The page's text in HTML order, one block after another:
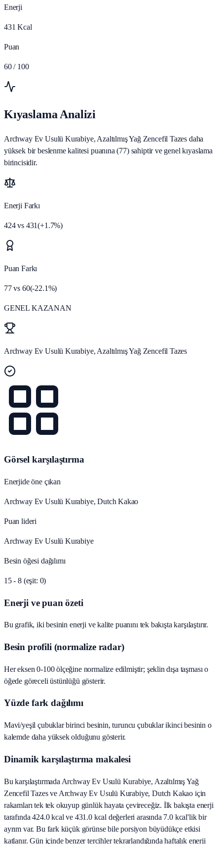
Enerji
431 Kcal
Puan
60 / 100
Kıyaslama Analizi
Archway Ev Usulü Kurabiye, Azaltılmış Yağ Zencefil Tazes daha
yüksek bir beslenme kalitesi puanına (77) sahiptir ve genel kıyaslama
birincisidir.
Enerji Farkı
424vs 431(+1.7%)
Puan Farkı
77vs 60(-22.1%)
GENEL KAZANAN
Archway Ev Usulü Kurabiye, Azaltılmış Yağ Zencefil Tazes
Görsel karşılaştırma
Enerjide öne çıkan
Archway Ev Usulü Kurabiye, Dutch Kakao
Puan lideri
Archway Ev Usulü Kurabiye
Besin öğesi dağılımı
15 - 8 (eşit: 0)
Enerji ve puan özeti
Bu grafik, iki besinin enerji ve kalite puanını tek bakışta karşılaştırır.
Besin profili (normalize radar)
Her eksen 0-100 ölçeğine normalize edilmiştir; şeklin dışa taşması o
öğede göreceli üstünlüğü gösterir.
Yüzde fark dağılımı
Mavi/yeşil çubuklar birinci besinin, turuncu çubuklar ikinci besinin o
kalemde daha yüksek olduğunu gösterir.
Dinamik karşılaştırma makalesi
Bu karşılaştırmada Archway Ev Usulü Kurabiye, Azaltılmış Yağ
Zencefil Tazes ve Archway Ev Usulü Kurabiye, Dutch Kakao için
rakamları tek tek okuyup günlük hayata çevireceğiz. İlk bakışta enerji
tarafında 424.0 kcal ve 431.0 kcal değerleri arasında 7.0 kcal'lik bir
ayrım var. Bu fark küçük görünse bile porsiyon büyüdükçe etkisi
katlanır. Gün içinde benzer tercihler tekrarlandığında haftalık enerji